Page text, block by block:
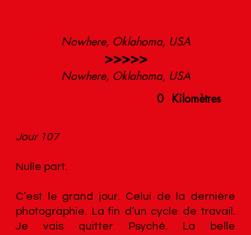
Nowhere, Oklahoma, USA
>>>>>
Nowhere, Oklahoma, USA
0 Kilomètres
Jour 107
Nulle part.
C’est le grand jour. Celui de la dernière
photographie. La fin d’un cycle de travail.
Je vais quitter Psyché. La belle